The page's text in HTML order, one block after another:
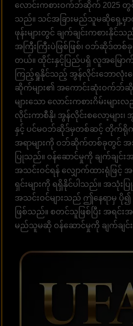
လောင်းကစားဝက်ဘ်ဆိုက် 2025 တွ
သည်။ သင်အခြားမည်သူမဆိုရှေ့မှာ
ဖုန်းများတွင် ချက်ချင်းကစားနိုင်
အကြီးကြီးပဲဖြစ်ဖြစ်၊ ဝဘ်ဆိုဒ်တစ်ခု
တယ်။ ထိုင်းနှင့်ပြည်ပရှိ လူအမြော
ကြည့်ရှုနိုင်သည့် အွန်လိုင်းဘောလုံး
ဆိုက်များ၏ အကောင်းဆုံးဝက်ဘ်ဆို
များသော လောင်းကစားဂိမ်းမျာ
လိုင်းကာစီနို၊ အွန်လိုင်းစလော့များ
နှင့် ပင်မဝဘ်ဆိုဒ်မှတစ်ဆင့် တိုက်ရိုက်
အရာများကို ဝဘ်ဆိုက်တစ်ခုတွင် အ
ပြုသည်။ ဝန်ဆောင်မှုကို ချက်ချင်း
အသင်းဝင်ရန် လျှောက်ထားရုံဖြင့် အ
ရှင်းများကို ရရှိနိုင်ပါသည်။ အသုံး
အသင်းဝင်များသည် ဤနေရာမှ ပို၍
ဖြစ်သည်။ စတင်သူဖြစ်ပြီး အရင်
မည်သူမဆို ဝန်ဆောင်မှုကို ချက်ချင်